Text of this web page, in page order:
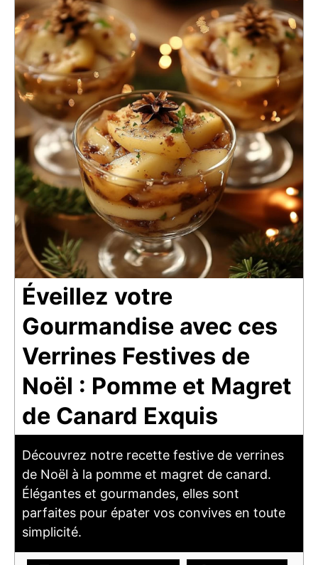
Éveillez votre
Gourmandise avec ces
Verrines Festives de
Noël : Pomme et Magret
de Canard Exquis
Découvrez notre recette festive de verrines
de Noël à la pomme et magret de canard.
Élégantes et gourmandes, elles sont
parfaites pour épater vos convives en toute
simplicité.